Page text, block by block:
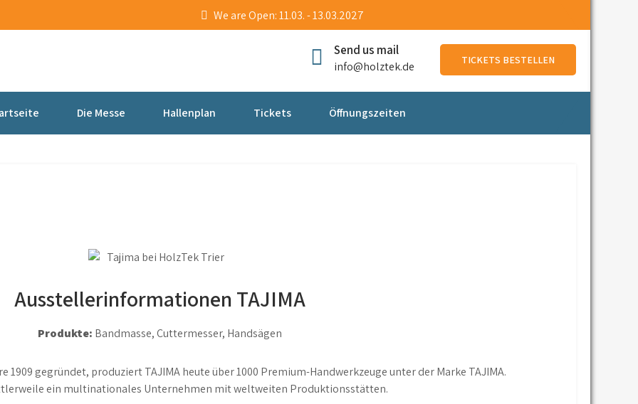
We are Open: 11.03. - 13.03.2027
Send us mail
info@holztek.de TICKETS BESTELLEN
Die Messe Hallenplan Tickets Öffnungszeiten
Ausstellerinformationen TAJIMA
Produkte: Bandmasse, Cuttermesser, Handsägen
gegründet, produziert TAJIMA heute über 1000 Premium-Handwerkzeuge unter der Marke TAJIMA.
ein multinationales Unternehmen mit weltweiten Produktionsstätten.